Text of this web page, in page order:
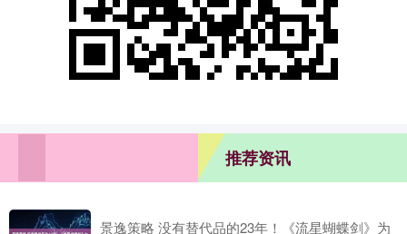
推荐资讯
景逸策略 没有替代品的23年！《流星蝴蝶剑》为